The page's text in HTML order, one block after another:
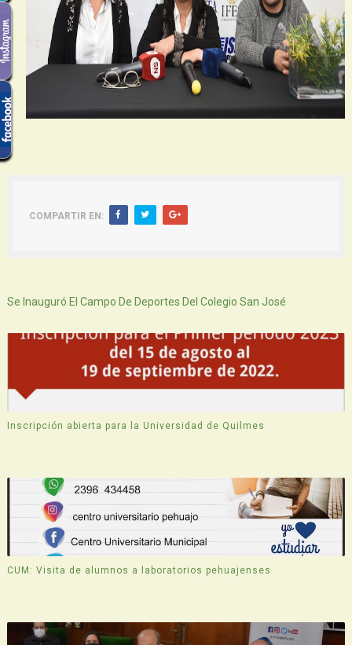
COMPARTIR EN:
Se Inauguró El Campo De Deportes Del Colegio San José
Inscripción abierta para la Universidad de Quilmes
CUM: Visita de alumnos a laboratorios pehuajenses